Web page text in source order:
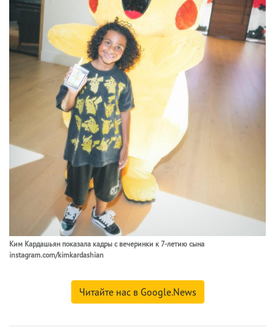
Ким Кардашьян показала кадры с вечеринки к 7-летию сына
instagram.com/kimkardashian
Читайте нас в Google.News